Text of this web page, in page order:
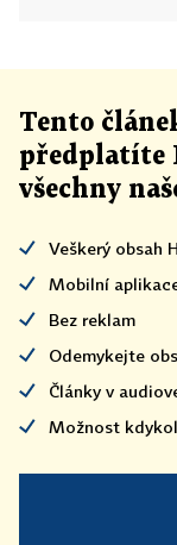
Tento
předplatíte
všechny
Veškerý obsah
Mobilní
Bez reklam
Odemykejte
Články v
Možnost